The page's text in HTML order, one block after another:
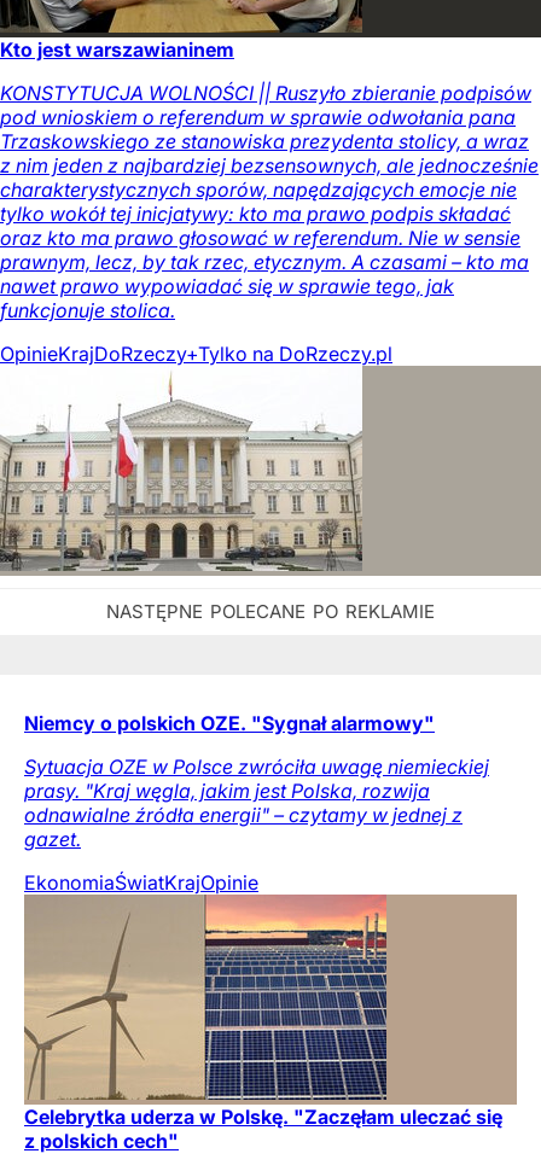
Kto jest warszawianinem
KONSTYTUCJA WOLNOŚCI || Ruszyło zbieranie podpisów
pod wnioskiem o referendum w sprawie odwołania pana
Trzaskowskiego ze stanowiska prezydenta stolicy, a wraz
z nim jeden z najbardziej bezsensownych, ale jednocześnie
charakterystycznych sporów, napędzających emocje nie
tylko wokół tej inicjatywy: kto ma prawo podpis składać
oraz kto ma prawo głosować w referendum. Nie w sensie
prawnym, lecz, by tak rzec, etycznym. A czasami – kto ma
nawet prawo wypowiadać się w sprawie tego, jak
funkcjonuje stolica.
OpinieKrajDoRzeczy+Tylko na DoRzeczy.pl
Niemcy o polskich OZE. "Sygnał alarmowy"
Sytuacja OZE w Polsce zwróciła uwagę niemieckiej
prasy. "Kraj węgla, jakim jest Polska, rozwija
odnawialne źródła energii" – czytamy w jednej z
gazet.
EkonomiaŚwiatKrajOpinie
Celebrytka uderza w Polskę. "Zaczęłam uleczać się
z polskich cech"